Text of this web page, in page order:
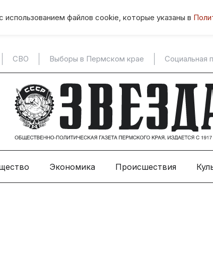
файлов cookie, которые указаны в
СВО Выборы в Пермском крае Социальная
Экономика Происшествия